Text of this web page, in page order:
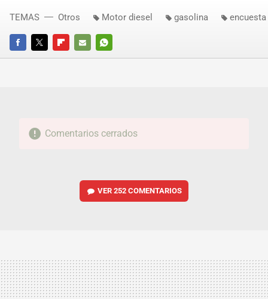
FACEBOOKTWITTERFLIPBOARD
E-
WHATSAPP
TEMAS Otros Motor diesel gasolina encuesta
Comentarios cerrados
VER252 COMENTARIOS